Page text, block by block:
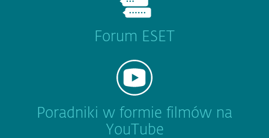
Forum ESET
Poradniki w formie filmów na
YouTube